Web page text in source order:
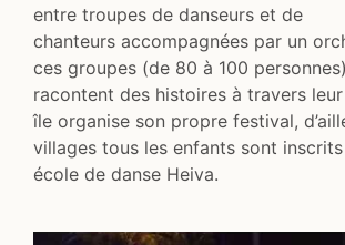
entre troupes de danseurs et de
chanteurs accompagnées par un
ces groupes (de 80 à 100 personnes)
racontent des histoires à travers
île organise son propre festival,
villages tous les enfants sont
école de danse Heiva.